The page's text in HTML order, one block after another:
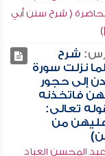
( شرح سنن أبي
شرح
نزلت سورة
إلى حجور
فاتخذنه
تعالى:
من
عبد المحسن العباد